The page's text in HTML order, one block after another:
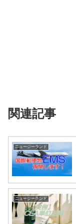
関連記事
ニュージーランド
ニュージーランド